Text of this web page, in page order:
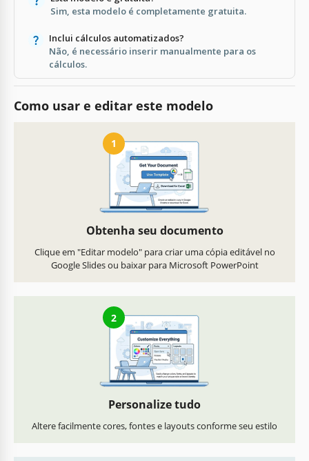
Sim, esta modelo é completamente gratuita.
Inclui cálculos automatizados?
Não, é necessário inserir manualmente para os
cálculos.
Como usar e editar este modelo
1
Obtenha seu documento
Clique em "Editar modelo" para criar uma cópia editável no
Google Slides ou baixar para Microsoft PowerPoint
2
Personalize tudo
Altere facilmente cores, fontes e layouts conforme seu estilo